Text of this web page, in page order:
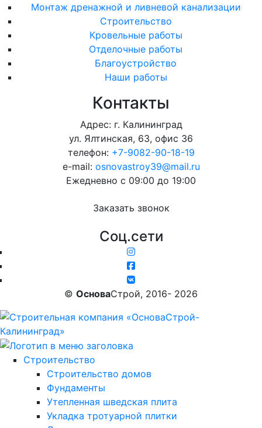
Монтаж дренажной и ливневой канализации
Строительство
Кровельные работы
Отделочные работы
Благоустройство
Наши работы
Контакты
Адрес: г. Калининград
ул. Ялтинская, 63, офис 36
телефон: +7-9082-90-18-19
e-mail: osnovastroy39@mail.ru
Ежедневно с 09:00 до 19:00
Заказать звонок
Соц.сети
© ОсноваСтрой, 2016- 2026
Строительство
Строительство домов
Фундаменты
Утепленная шведская плита
Укладка тротуарной плитки